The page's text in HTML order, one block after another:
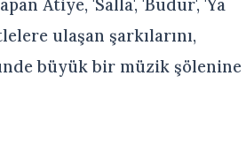
ulaşan şarkılarını,
büyük bir müzik şölenine